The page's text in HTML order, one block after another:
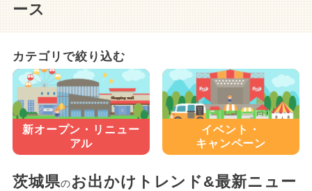
ース
カテゴリで絞り込む
新オープン・ リニュー
アル
イベント・
キャンペーン
茨城県のお出かけトレンド&最新ニュー